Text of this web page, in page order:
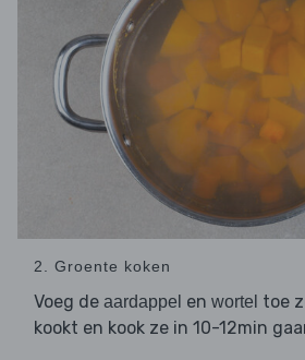
2. Groente koken
Voeg de aardappel en wortel toe
kookt en kook ze in 10-12min